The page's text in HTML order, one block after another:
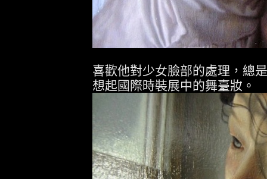
喜歡他對少女臉部的處理，總
想起國際時裝展中的舞臺妝。